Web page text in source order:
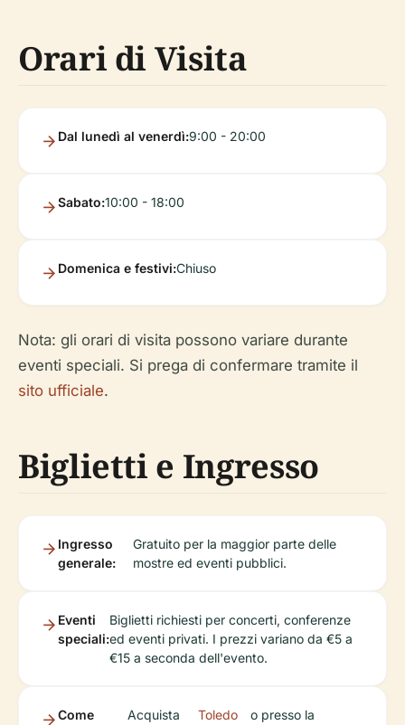
Orari di Visita
Dal lunedì al venerdì:9:00 - 20:00
Sabato:10:00 - 18:00
Domenica e festivi:Chiuso
Nota: gli orari di visita possono variare durante
eventi speciali. Si prega di confermare tramite il
sito ufficiale.
Biglietti e Ingresso
Ingresso
generale:
Gratuito per la maggior parte delle
mostre ed eventi pubblici.
Eventi
speciali:
Biglietti richiesti per concerti, conferenze
ed eventi privati. I prezzi variano da €5 a
€15 a seconda dell'evento.
Come
Acquista
Toledo
o presso la